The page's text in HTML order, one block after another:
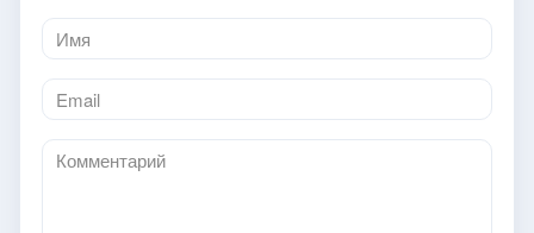
Имя
*
Email
*
Комментарий